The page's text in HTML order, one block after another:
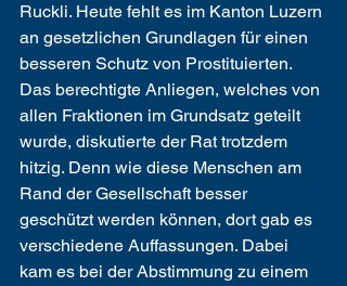
Ruckli. Heute fehlt es im Kanton Luzern
an gesetzlichen Grundlagen für einen
besseren Schutz von Prostituierten.
Das berechtigte Anliegen, welches von
allen Fraktionen im Grundsatz geteilt
wurde, diskutierte der Rat trotzdem
hitzig. Denn wie diese Menschen am
Rand der Gesellschaft besser
geschützt werden können, dort gab es
verschiedene Auffassungen. Dabei
kam es bei der Abstimmung zu einem